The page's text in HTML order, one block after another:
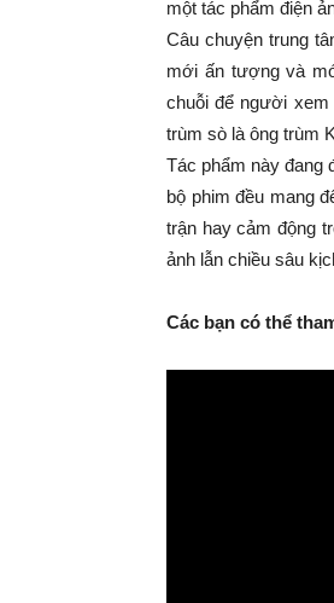
một tác phẩm điện
Câu chuyện trung
mới ấn tượng và
chuỗi để người
trùm sò là ông trùm
Tác phẩm này đang
bộ phim đều mang
trận hay cảm động
ảnh lẫn chiều sâu
Các bạn có thể